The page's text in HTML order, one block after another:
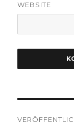
WEBSITE